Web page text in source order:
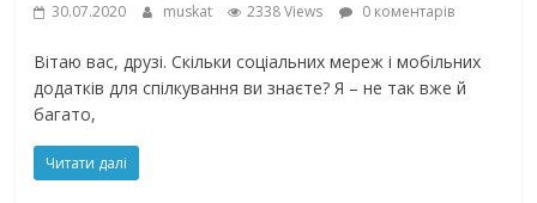
30.07.2020 muskat 2338 Views 0 коментарів
Вітаю вас, друзі. Скільки соціальних мереж і мобільних
додатків для спілкування ви знаєте? Я – не так вже й
багато,
Читати далі